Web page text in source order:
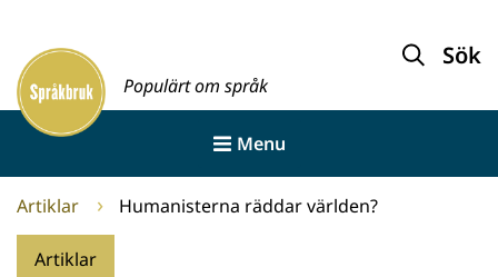
innehållet
Framsida
Populärt om språk
Sök
Menu
Artiklar Humanisterna räddar världen?
Artiklar